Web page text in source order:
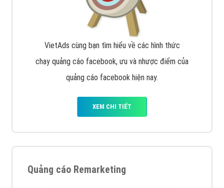
VietAds cùng bạn tìm hiểu về các hình thức
chạy quảng cáo facebook, ưu và nhược điểm của
quảng cáo facebook hiện nay.
XEM CHI TIẾT
Quảng cáo Remarketing